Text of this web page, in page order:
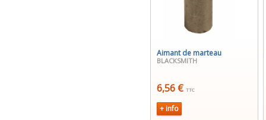
Aimant de marteau
BLACKSMITH
6,56 € TTC
+ info